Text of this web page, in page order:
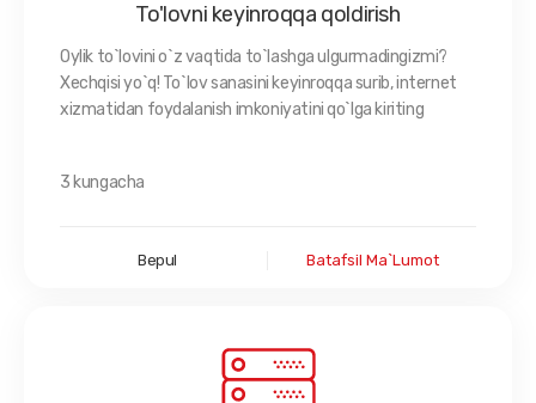
To'lovni keyinroqqa qoldirish
Oylik to`lovini o`z vaqtida to`lashga ulgurmadingizmi?
Xechqisi yo`q! To`lov sanasini keyinroqqa surib, internet
xizmatidan foydalanish imkoniyatini qo`lga kiriting
3 kungacha
Bepul Batafsil Ma`lumot